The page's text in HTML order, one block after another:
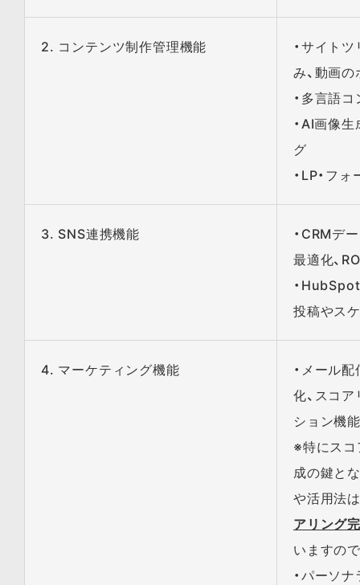
2. コンテンツ制作管理機能
・サイト
み、動画
・多言語
・AI画像
グ
・LP・フ
3. SNS連携機能
・CRMデ
最適化、
・
投稿やス
4. マーケティング機能
・メール
化、スコ
ション機能
※特に​スコ
成の​鍵と​
や​活用法は​
アリング
いますの
・パーソ